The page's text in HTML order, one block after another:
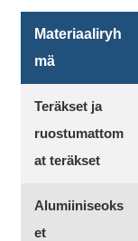
Materiaaliryh
mä
Teräkset ja
ruostumattom
at teräkset
Alumiiniseoks
et